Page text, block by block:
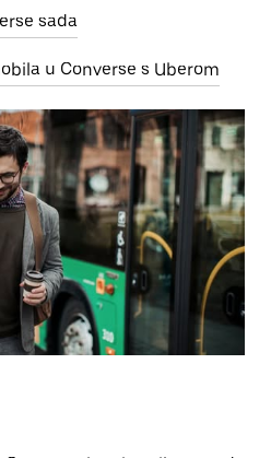
sada
u Converse s Uberom